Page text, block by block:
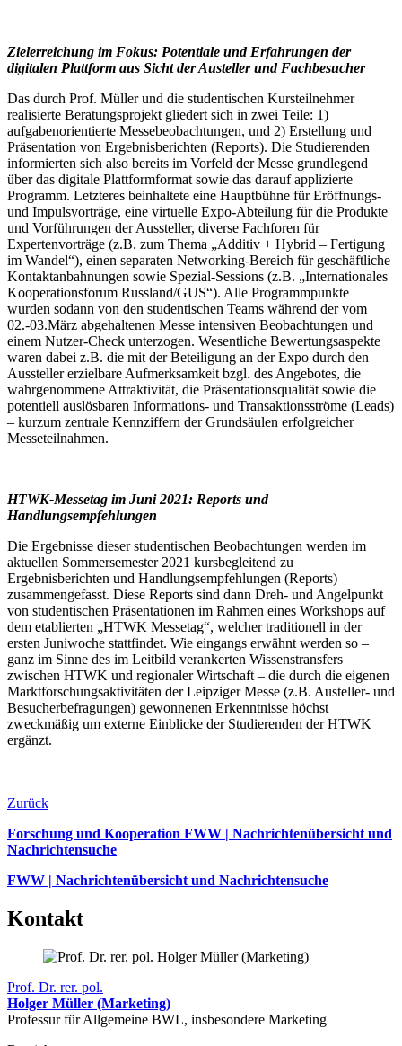
Zielerreichung im Fokus: Potentiale und Erfahrungen der
digitalen Plattform aus Sicht der Austeller und Fachbesucher
Das durch Prof. Müller und die studentischen Kursteilnehmer
realisierte Beratungsprojekt gliedert sich in zwei Teile: 1)
aufgabenorientierte Messebeobachtungen, und 2) Erstellung und
Präsentation von Ergebnisberichten (Reports). Die Studierenden
informierten sich also bereits im Vorfeld der Messe grundlegend
über das digitale Plattformformat sowie das darauf applizierte
Programm. Letzteres beinhaltete eine Hauptbühne für Eröffnungs-
und Impulsvorträge, eine virtuelle Expo-Abteilung für die Produkte
und Vorführungen der Aussteller, diverse Fachforen für
Expertenvorträge (z.B. zum Thema „Additiv + Hybrid – Fertigung
im Wandel“), einen separaten Networking-Bereich für geschäftliche
Kontaktanbahnungen sowie Spezial-Sessions (z.B. „Internationales
Kooperationsforum Russland/GUS“). Alle Programmpunkte
wurden sodann von den studentischen Teams während der vom
02.-03.März abgehaltenen Messe intensiven Beobachtungen und
einem Nutzer-Check unterzogen. Wesentliche Bewertungsaspekte
waren dabei z.B. die mit der Beteiligung an der Expo durch den
Aussteller erzielbare Aufmerksamkeit bzgl. des Angebotes, die
wahrgenommene Attraktivität, die Präsentationsqualität sowie die
potentiell auslösbaren Informations- und Transaktionsströme (Leads)
– kurzum zentrale Kennziffern der Grundsäulen erfolgreicher
Messeteilnahmen.
HTWK-Messetag im Juni 2021: Reports und
Handlungsempfehlungen
Die Ergebnisse dieser studentischen Beobachtungen werden im
aktuellen Sommersemester 2021 kursbegleitend zu
Ergebnisberichten und Handlungsempfehlungen (Reports)
zusammengefasst. Diese Reports sind dann Dreh- und Angelpunkt
von studentischen Präsentationen im Rahmen eines Workshops auf
dem etablierten „HTWK Messetag“, welcher traditionell in der
ersten Juniwoche stattfindet. Wie eingangs erwähnt werden so –
ganz im Sinne des im Leitbild verankerten Wissenstransfers
zwischen HTWK und regionaler Wirtschaft – die durch die eigenen
Marktforschungsaktivitäten der Leipziger Messe (z.B. Austeller- und
Besucherbefragungen) gewonnenen Erkenntnisse höchst
zweckmäßig um externe Einblicke der Studierenden der HTWK
ergänzt.
Zurück
Forschung und Kooperation FWW | Nachrichtenübersicht und
Nachrichtensuche
FWW | Nachrichtenübersicht und Nachrichtensuche
Kontakt
Prof. Dr. rer. pol.
Holger Müller (Marketing)
Professur für Allgemeine BWL, insbesondere Marketing